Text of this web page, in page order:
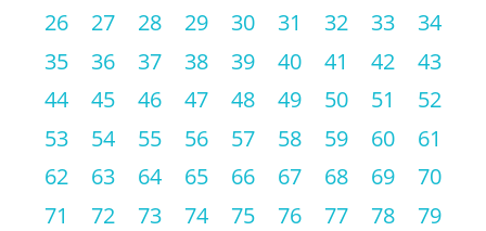
26
27 28 29 30 31 32 33
34
35
36 37 38 39 40 41 42
43
44
45 46 47 48 49 50 51
52
53
54 55 56 57 58 59 60
61
62
63 64 65 66 67 68 69
70
71
72 73 74 75 76 77 78
79